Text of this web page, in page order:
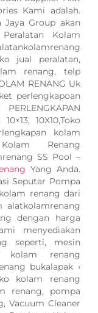
Kami adalah.
Jaya Group akan
Kolam
jual peralatan,
renang, telp
RENANG Uk
perlengkapoan
10X10,Toko
kolam
Renang
SS Pool –
Yang Anda.
Seputar Pompa
renang dari
alatkolamrenang
dengan harga
menyediakan
seperti, mesin
kolam renang
bukalapak ›
kolam renang
renang, pompa
Vacuum Cleaner